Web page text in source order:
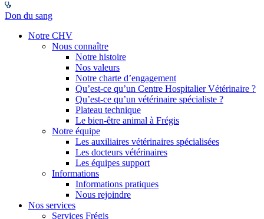
Don du sang
Notre CHV
Nous connaître
Notre histoire
Nos valeurs
Notre charte d’engagement
Qu’est-ce qu’un Centre Hospitalier Vétérinaire ?
Qu’est-ce qu’un vétérinaire spécialiste ?
Plateau technique
Le bien-être animal à Frégis
Notre équipe
Les auxiliaires vétérinaires spécialisées
Les docteurs vétérinaires
Les équipes support
Informations
Informations pratiques
Nous rejoindre
Nos services
Services Frégis